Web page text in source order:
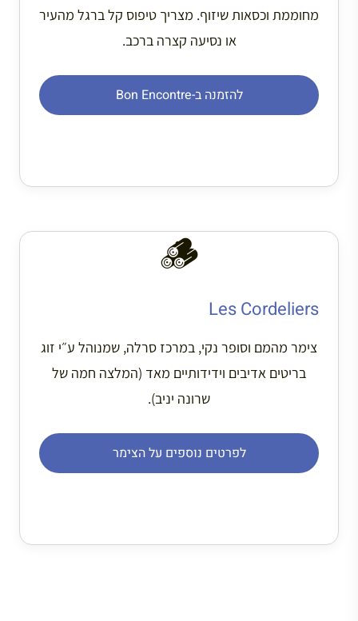
מחוממת וכסאות שיזוף. מצריך טיפוס קל ברגל מהעיר
או נסיעה קצרה ברכב.
להזמנה ב-Bon Encontre
🪵
Les Cordeliers
צימר מהמם וסופר נקי, במרכז סרלה, שמנוהל ע״י זוג
בריטים אדיבים וידידותיים מאד (המלצה חמה של
שרונה יניב).
לפרטים נוספים על הצימר